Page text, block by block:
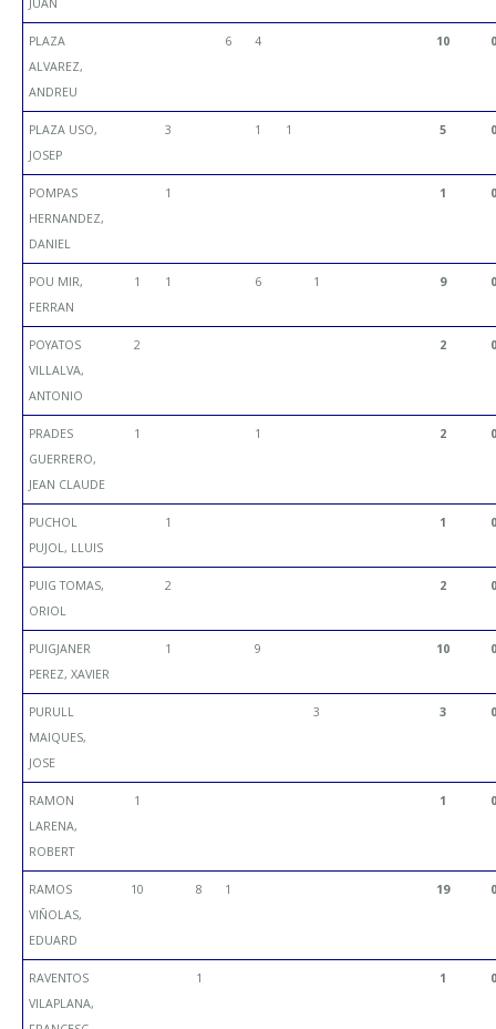
JUAN
PLAZA
ALVAREZ,
ANDREU
6 4 10 0
PLAZA USO,
JOSEP
3 1 1 5 0
POMPAS
HERNANDEZ,
DANIEL
1 1 0
POU MIR,
FERRAN
1 1 6 1 9 0
POYATOS
VILLALVA,
ANTONIO
2 2 0
PRADES
GUERRERO,
JEAN CLAUDE
1 1 2 0
PUCHOL
PUJOL, LLUIS
1 1 0
PUIG TOMAS,
ORIOL
2 2 0
PUIGJANER
PEREZ, XAVIER
1 9 10 0
PURULL
MAIQUES,
JOSE
3 3 0
RAMON
LARENA,
ROBERT
1 1 0
RAMOS
VIÑOLAS,
EDUARD
10 8 1 19 0
RAVENTOS
VILAPLANA,
1 1 0